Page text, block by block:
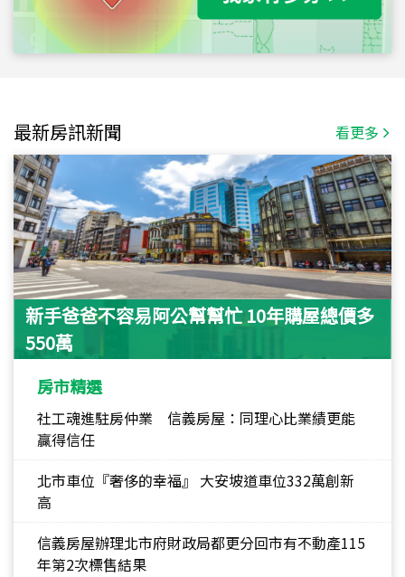
最新房訊新聞 看更多
新手爸爸不容易阿公幫幫忙 10年購屋總價多
550萬
房市精選
社工魂進駐房仲業 信義房屋：同理心比業績更能
贏得信任
北市車位『奢侈的幸福』 大安坡道車位332萬創新
高
信義房屋辦理北市府財政局都更分回市有不動產115
年第2次標售結果